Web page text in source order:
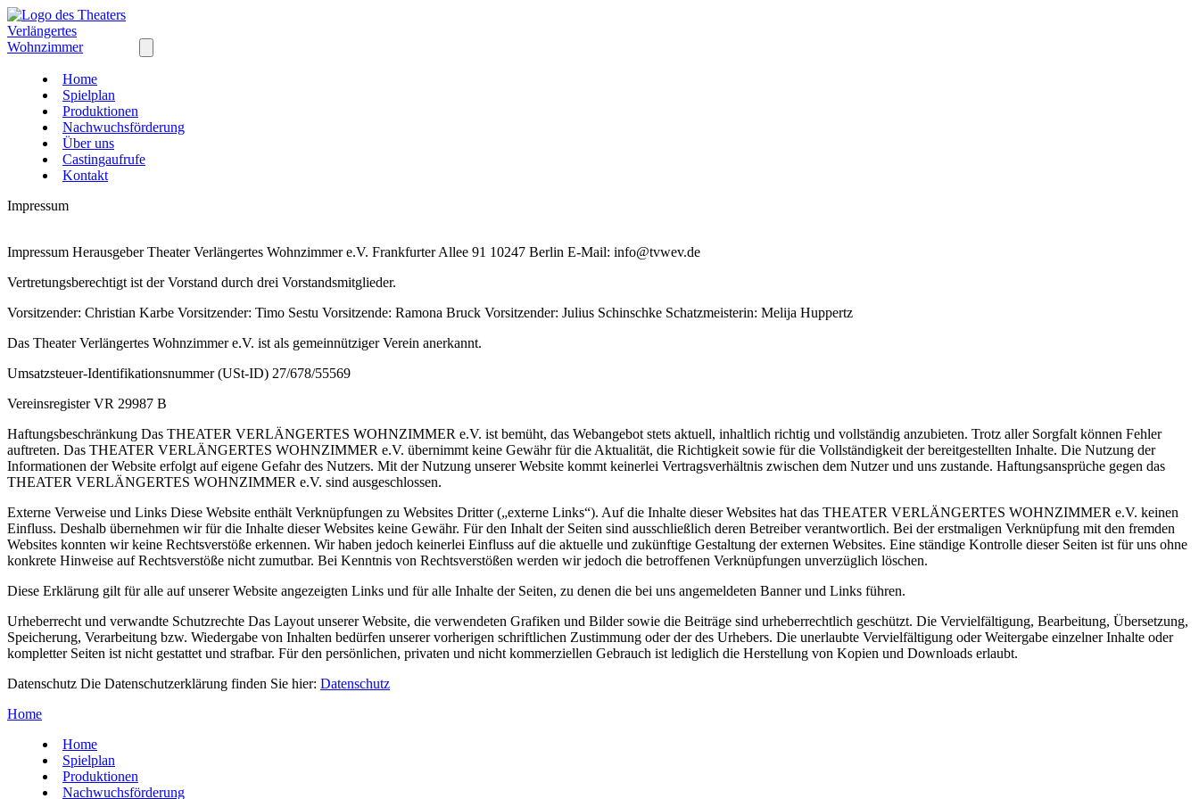
Home
Spielplan
Produktionen
Nachwuchsförderung
Über uns
Castingaufrufe
Kontakt
Impressum
Impressum Herausgeber Theater Verlängertes Wohnzimmer e.V. Frankfurter Allee 91 10247 Berlin E-Mail: info@tvwev.de
Vertretungsberechtigt ist der Vorstand durch drei Vorstandsmitglieder.
Vorsitzender: Christian Karbe Vorsitzender: Timo Sestu Vorsitzende: Ramona Bruck Vorsitzender: Julius Schinschke Schatzmeisterin: Melija Huppertz
Das Theater Verlängertes Wohnzimmer e.V. ist als gemeinnütziger Verein anerkannt.
Umsatzsteuer-Identifikationsnummer (USt-ID) 27/678/55569
Vereinsregister VR 29987 B
Haftungsbeschränkung Das THEATER VERLÄNGERTES WOHNZIMMER e.V. ist bemüht, das Webangebot stets aktuell, inhaltlich richtig und vollständig anzubieten. Trotz aller Sorgfalt können Fehler
auftreten. Das THEATER VERLÄNGERTES WOHNZIMMER e.V. übernimmt keine Gewähr für die Aktualität, die Richtigkeit sowie für die Vollständigkeit der bereitgestellten Inhalte. Die Nutzung der
Informationen der Website erfolgt auf eigene Gefahr des Nutzers. Mit der Nutzung unserer Website kommt keinerlei Vertragsverhältnis zwischen dem Nutzer und uns zustande. Haftungsansprüche gegen das
THEATER VERLÄNGERTES WOHNZIMMER e.V. sind ausgeschlossen.
Externe Verweise und Links Diese Website enthält Verknüpfungen zu Websites Dritter („externe Links“). Auf die Inhalte dieser Websites hat das THEATER VERLÄNGERTES WOHNZIMMER e.V. keinen
Einfluss. Deshalb übernehmen wir für die Inhalte dieser Websites keine Gewähr. Für den Inhalt der Seiten sind ausschließlich deren Betreiber verantwortlich. Bei der erstmaligen Verknüpfung mit den fremden
Websites konnten wir keine Rechtsverstöße erkennen. Wir haben jedoch keinerlei Einfluss auf die aktuelle und zukünftige Gestaltung der externen Websites. Eine ständige Kontrolle dieser Seiten ist für uns ohne
konkrete Hinweise auf Rechtsverstöße nicht zumutbar. Bei Kenntnis von Rechtsverstößen werden wir jedoch die betroffenen Verknüpfungen unverzüglich löschen.
Diese Erklärung gilt für alle auf unserer Website angezeigten Links und für alle Inhalte der Seiten, zu denen die bei uns angemeldeten Banner und Links führen.
Urheberrecht und verwandte Schutzrechte Das Layout unserer Website, die verwendeten Grafiken und Bilder sowie die Beiträge sind urheberrechtlich geschützt. Die Vervielfältigung, Bearbeitung, Übersetzung,
Speicherung, Verarbeitung bzw. Wiedergabe von Inhalten bedürfen unserer vorherigen schriftlichen Zustimmung oder der des Urhebers. Die unerlaubte Vervielfältigung oder Weitergabe einzelner Inhalte oder
kompletter Seiten ist nicht gestattet und strafbar. Für den persönlichen, privaten und nicht kommerziellen Gebrauch ist lediglich die Herstellung von Kopien und Downloads erlaubt.
Datenschutz Die Datenschutzerklärung finden Sie hier: Datenschutz
Home
Home
Spielplan
Produktionen
Nachwuchsförderung